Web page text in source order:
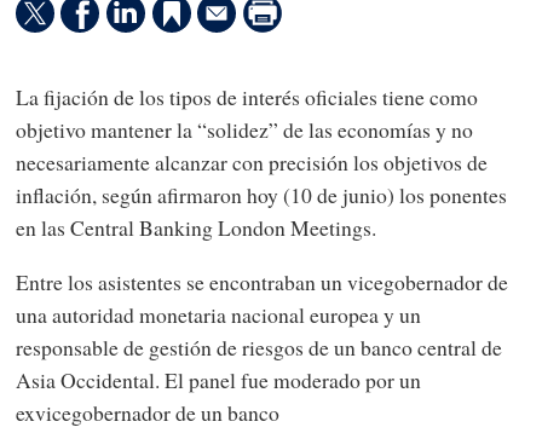
La fijación de los tipos de interés oficiales tiene como
objetivo mantener la “solidez” de las economías y no
necesariamente alcanzar con precisión los objetivos de
inflación, según afirmaron hoy (10 de junio) los ponentes
en las Central Banking London Meetings.
Entre los asistentes se encontraban un vicegobernador de
una autoridad monetaria nacional europea y un
responsable de gestión de riesgos de un banco central de
Asia Occidental. El panel fue moderado por un
exvicegobernador de un banco